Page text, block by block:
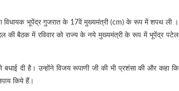
विधायक भूपेंद्र गुजरात के 17वें मुख्यमंत्री (cm) के रूप में शपथ ली ।
की बैठक में रविवार को राज्य के नये मुख्यमंत्री के रूप में भूपेंद्र पटेल
दी है। उन्होंने विजय रूपाणी जी की भी प्रशंसा की और कहा कि
किये हैं।